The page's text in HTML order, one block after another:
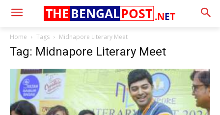
.NET
THE BENGALPOST
Home Tags Midnapore Literary Meet
Tag: Midnapore Literary Meet